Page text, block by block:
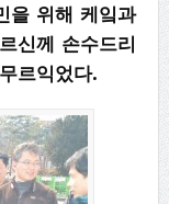
을 위해 케잌과
신께 손수드리
르익었다.